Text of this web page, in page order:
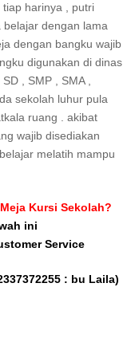
harinya , putri
dengan lama
dengan bangku wajib
digunakan di dinas
, SMP , SMA ,
sekolah luhur pula
ruang . akibat
wajib disediakan
melatih mampu
Kursi Sekolah?
ini
Service
: bu Laila)